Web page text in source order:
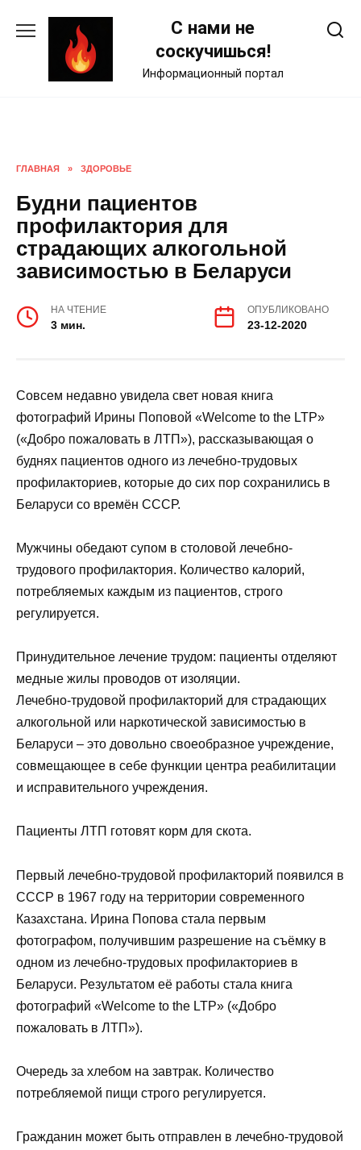
С нами не
соскучишься!
Информационный портал
ГЛАВНАЯ » ЗДОРОВЬЕ
Будни пациентов
профилактория для
страдающих алкогольной
зависимостью в Беларуси
НА ЧТЕНИЕ
3 мин.
ОПУБЛИКОВАНО
23-12-2020
Совсем недавно увидела свет новая книга
фотографий Ирины Поповой «Welcome to the LTP»
(«Добро пожаловать в ЛТП»), рассказывающая о
буднях пациентов одного из лечебно-трудовых
профилакториев, которые до сих пор сохранились в
Беларуси со времён СССР.
Мужчины обедают супом в столовой лечебно-
трудового профилактория. Количество калорий,
потребляемых каждым из пациентов, строго
регулируется.
Принудительное лечение трудом: пациенты отделяют
медные жилы проводов от изоляции.
Лечебно-трудовой профилакторий для страдающих
алкогольной или наркотической зависимостью в
Беларуси – это довольно своеобразное учреждение,
совмещающее в себе функции центра реабилитации
и исправительного учреждения.
Пациенты ЛТП готовят корм для скота.
Первый лечебно-трудовой профилакторий появился в
СССР в 1967 году на территории современного
Казахстана. Ирина Попова стала первым
фотографом, получившим разрешение на съёмку в
одном из лечебно-трудовых профилакториев в
Беларуси. Результатом её работы стала книга
фотографий «Welcome to the LTP» («Добро
пожаловать в ЛТП»).
Очередь за хлебом на завтрак. Количество
потребляемой пищи строго регулируется.
Гражданин может быть отправлен в лечебно-трудовой